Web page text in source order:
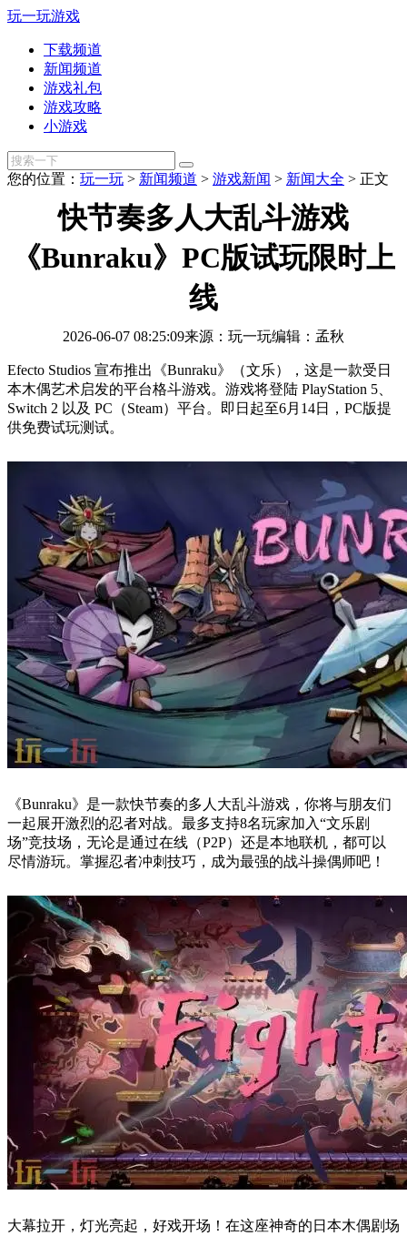
玩一玩游戏
下载频道
新闻频道
游戏礼包
游戏攻略
小游戏
您的位置： 玩一玩 > 新闻频道 > 游戏新闻 > 新闻大全 > 正文
快节奏多人大乱斗游戏
《Bunraku》PC版试玩限时上
线
2026-06-07 08:25:09来源：玩一玩编辑：孟秋
Efecto Studios 宣布推出《Bunraku》（文乐），这是一款受日
本木偶艺术启发的平台格斗游戏。游戏将登陆 PlayStation 5、
Switch 2 以及 PC（Steam）平台。即日起至6月14日，PC版提
供免费试玩测试。
《Bunraku》是一款快节奏的多人大乱斗游戏，你将与朋友们
一起展开激烈的忍者对战。最多支持8名玩家加入“文乐剧
场”竞技场，无论是通过在线（P2P）还是本地联机，都可以
尽情游玩。掌握忍者冲刺技巧，成为最强的战斗操偶师吧！
大幕拉开，灯光亮起，好戏开场！在这座神奇的日本木偶剧场